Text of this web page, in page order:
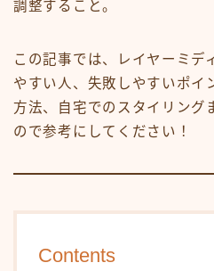
正しいヘアケア
間違ったヘアケア
食事・生活習慣
AFLOAT 公式ショップ
調整すること。
この記事では、レイヤーミデ
やすい人、失敗しやすいポイ
方法、自宅でのスタイリング
ので参考にしてください！
Contents